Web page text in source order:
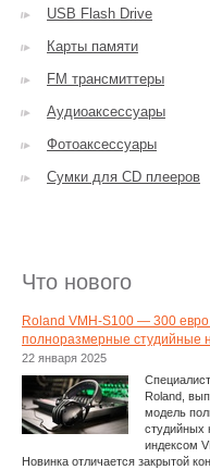
USB Flash Drive
Карты памяти
FM трансмиттеры
Аудиоаксессуары
Фотоаксессуары
Сумки для CD плееров
Что нового
Roland VMH-S100 — 300
полноразмерные студийные
22 января 2025
Roland,
модель
студийных
индексом
Новинка отличается закрытой